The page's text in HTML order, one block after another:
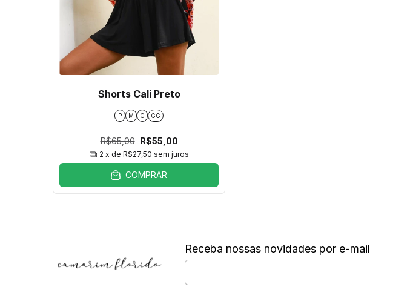
Shorts Cali Preto
P M G GG
R$65,00 R$55,00
2 x de R$27,50 sem juros
COMPRAR
Receba nossas novidades por e-mail